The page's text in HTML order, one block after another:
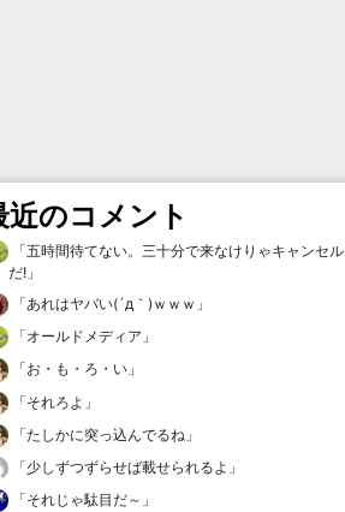
近のコメント
「五時間待てない。三十分で来なけりゃキャンセル
だ! 」
「あれはヤバい(´д｀)ｗｗｗ 」
「オールドメディア 」
「お・も・ろ・い 」
「それろよ 」
「たしかに突っ込んでるね 」
「少しずつずらせば載せられるよ 」
「それじゃ駄目だ～ 」